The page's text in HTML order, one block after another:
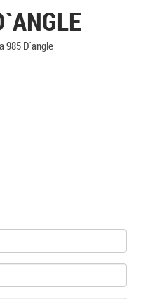
985 D`angle